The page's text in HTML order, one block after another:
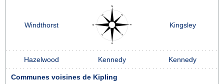
Windthorst Kingsley
Hazelwood Kennedy Kennedy
Communes voisines de Kipling